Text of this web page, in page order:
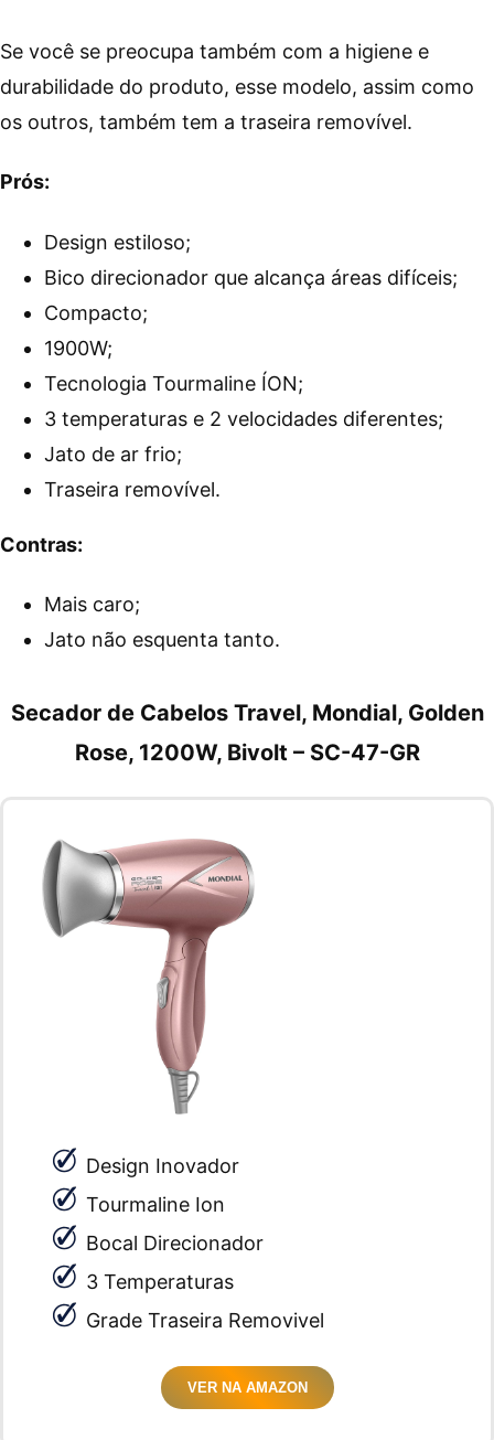
Se você se preocupa também com a higiene e
durabilidade do produto, esse modelo, assim como
os outros, também tem a traseira removível.
Prós:
Design estiloso;
Bico direcionador que alcança áreas difíceis;
Compacto;
1900W;
Tecnologia Tourmaline ÍON;
3 temperaturas e 2 velocidades diferentes;
Jato de ar frio;
Traseira removível.
Contras:
Mais caro;
Jato não esquenta tanto.
Secador de Cabelos Travel, Mondial, Golden
Rose, 1200W, Bivolt – SC-47-GR
Design Inovador
Tourmaline Ion
Bocal Direcionador
3 Temperaturas
Grade Traseira Removivel
VER NA AMAZON